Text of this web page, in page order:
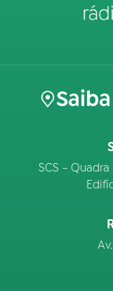
SCS –